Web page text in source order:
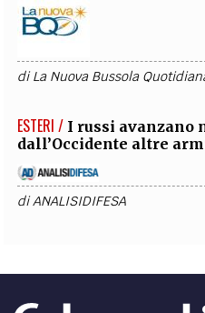
diLa Nuova Bussola
ESTERI / I russi avanzano
dall’Occidente altre
diANALISIDIFESA